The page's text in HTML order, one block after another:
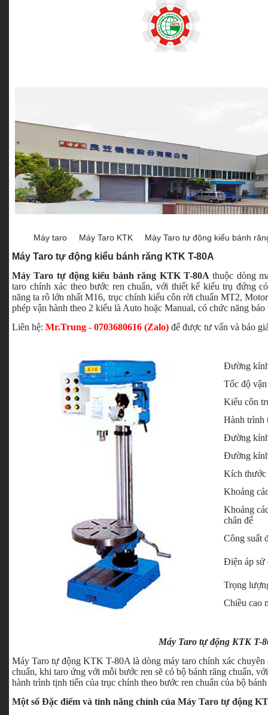
Máy taro Máy Taro KTK Máy Taro tự động kiểu bánh
Máy Taro tự động kiểu bánh răng KTK T-80A
Máy Taro tự động kiểu bánh răng KTK T-80A thuộc dòng
taro chính xác theo bước ren chuẩn, với thiết kế kiểu trụ đứng
năng ta rô lớn nhất M16, trục chính kiểu côn rời chuẩn MT2,
phép vận hành theo 2 kiểu là Auto hoặc Manual, có chức năng
Liên hệ: Mr.Trung - 0703680616 (Zalo) để được tư vấn và báo
Đường
Tốc độ
Kiểu côn
Hành trình
Đường
Đường
Kích thước
Khoảng
Khoảng
chân đế
Công suất
Điện áp sử
Trọng
Chiều cao
Máy Taro tự động KTK T-
Máy Taro tự động KTK T-80A là dòng máy taro chính xác
chuẩn, khi taro ứng với mỗi bước ren sẽ có bộ bánh răng chuẩn,
hành trình tịnh tiến của trục chính theo bước ren chuẩn của bộ
Một số Đặc điểm và tính năng chính của Máy Taro tự động